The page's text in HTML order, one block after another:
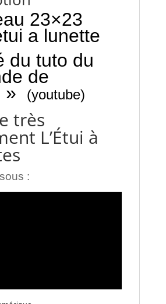
23×23
a lunette
du tuto du
de
» (youtube)
très
L’Étui à
: